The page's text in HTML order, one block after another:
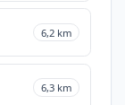
6,2 km
6,3 km